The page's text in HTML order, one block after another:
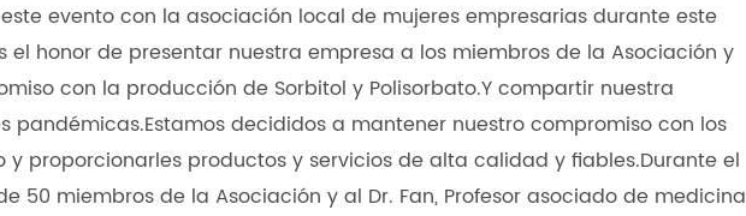
evento con la asociación local de mujeres empresarias durante este
el honor de presentar nuestra empresa a los miembros de la Asociación y
con la producción de Sorbitol y Polisorbato.Y compartir nuestra
pandémicas.Estamos decididos a mantener nuestro compromiso con los
proporcionarles productos y servicios de alta calidad y fiables.Durante el
50 miembros de la Asociación y al Dr. Fan, Profesor asociado de medicina